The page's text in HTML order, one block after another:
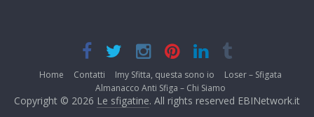
Home Contatti Imy Sfitta, questa sono io
Loser – Sfigata
Almanacco Anti Sfiga – Chi Siamo
Copyright © 2026 Le sfigatine. All rights reserved EBINetwork.it